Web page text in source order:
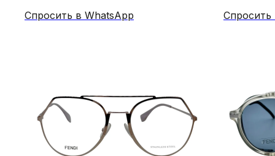
Спросить в WhatsApp
Спросить